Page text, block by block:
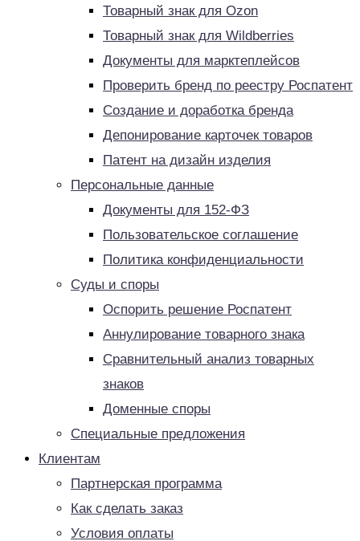
Товарный знак для Ozon
Товарный знак для Wildberries
Документы для марктеплейсов
Проверить бренд по реестру Роспатент
Создание и доработка бренда
Депонирование карточек товаров
Патент на дизайн изделия
Персональные данные
Документы для 152-ФЗ
Пользовательское соглашение
Политика конфиденциальности
Суды и споры
Оспорить решение Роспатент
Аннулирование товарного знака
Сравнительный анализ товарных
знаков
Доменные споры
Специальные предложения
Клиентам
Партнерская программа
Как сделать заказ
Условия оплаты